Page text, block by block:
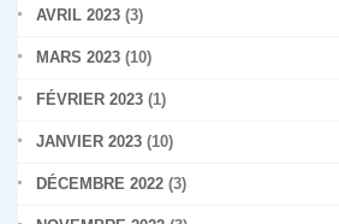
AVRIL 2023 (3)
MARS 2023 (10)
FÉVRIER 2023 (1)
JANVIER 2023 (10)
DÉCEMBRE 2022 (3)